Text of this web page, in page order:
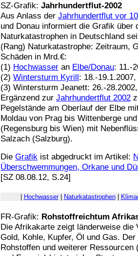
SZ-Grafik: Jahrhundertflut-2002
Aus Anlass der Jahrhundertflut vor
und Donau informiert die Grafik über
Naturkatastrophen in Deutschland
(Rang) Naturkatastrophe: Zeitraum,
Schäden in Mrd.€:
(1) Hochwasser an Elbe/Donau: 11.-
(2) Wintersturm Kyrill: 18.-
(3) Wintersturm Jeanett: 26.-
Ergänzend zur Jahrhundertflut 2002
Pegelstände am Oberlauf der Elbe
Moldau von Prag bis Wittenberge
(Regensburg bis Wien) mit
Salzach (Salzburg).
Die Grafik ist abgedruckt im Artikel:
Überschwemmungen, Orkane und
[SZ 08.08.12, S.24]
Hochwasser| Naturkatastrophen|
FR-Grafik: Rohstoffreichtum
Die Afrikakarte zeigt länderweise die
Gold, Kohle, Kupfer, Öl und Gas.
Rohstoffen und weiterer Ressourcen